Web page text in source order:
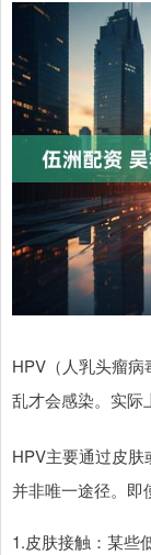
HPV（人乳头瘤
乱才会感染。实际
HPV主要通过皮
并非唯一途径。即
1.皮肤接触：某些